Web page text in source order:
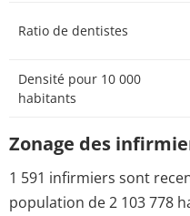
Ratio de dentistes
Densité pour 10 000
habitants
Zonage des
1 591 infirmiers sont
population de 2 103 778